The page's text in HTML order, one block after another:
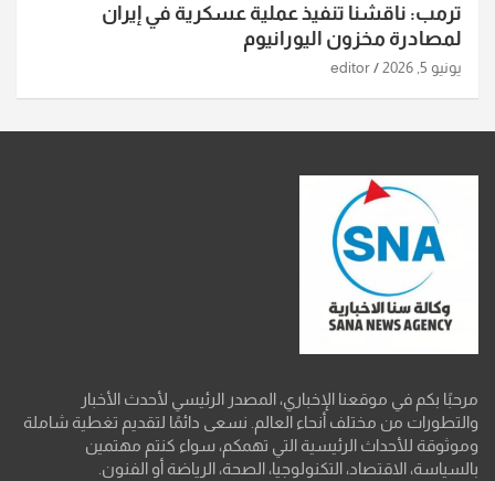
ترمب: ناقشنا تنفيذ عملية عسكرية في إيران
لمصادرة مخزون اليورانيوم
يونيو 5, 2026 editor
مرحبًا بكم في موقعنا الإخباري، المصدر الرئيسي لأحدث الأخبار
والتطورات من مختلف أنحاء العالم. نسعى دائمًا لتقديم تغطية شاملة
وموثوقة للأحداث الرئيسية التي تهمكم، سواء كنتم مهتمين
بالسياسة، الاقتصاد، التكنولوجيا، الصحة، الرياضة أو الفنون.